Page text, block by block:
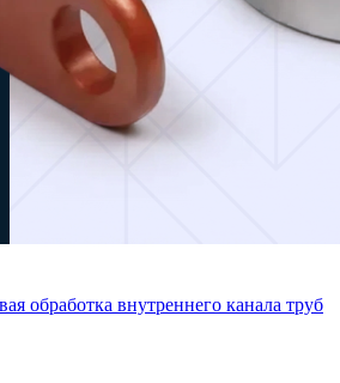
обработка внутреннего канала труб